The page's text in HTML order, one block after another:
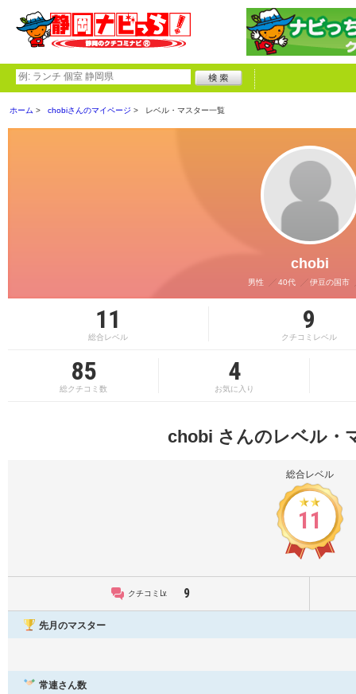
ホーム chobiさんのマイページ レベル・マスター一覧
chobi
男性 40代 伊豆の国市
11
総合レベル
9
クチコミレベル
85
総クチコミ数
4
お気に入り
chobi さんのレベル・
総合レベル
11
クチコミLv. 9
先月のマスター
常連さん数